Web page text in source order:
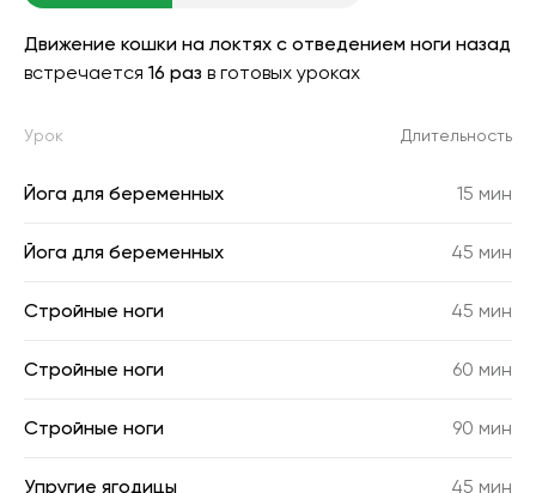
Движение кошки на локтях с отведением ноги назад
встречается 16 раз в готовых уроках
Урок Длительность
Йога для беременных 15 мин
Йога для беременных 45 мин
Стройные ноги 45 мин
Стройные ноги 60 мин
Стройные ноги 90 мин
Упругие ягодицы 45 мин